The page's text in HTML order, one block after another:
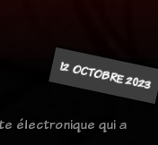
12 OCTOBRE 2023
électronique qui a